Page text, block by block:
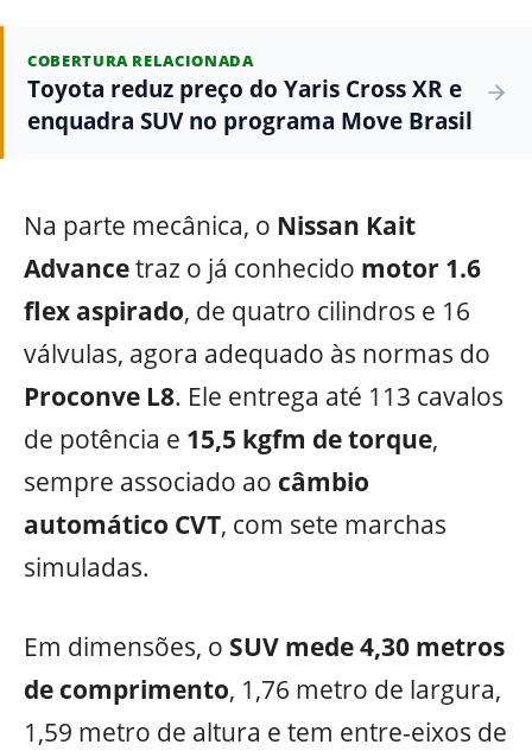
COBERTURA RELACIONADA
Toyota reduz preço do Yaris Cross XR e
enquadra SUV no programa Move Brasil
Na parte mecânica, o Nissan Kait
Advancetraz o já conhecido motor 1.6
flex aspirado, de quatro cilindros e 16
válvulas, agora adequado às normas do
Proconve L8. Ele entrega até 113 cavalos
de potência e 15,5 kgfm de torque,
sempre associado ao câmbio
automático CVT, com sete marchas
simuladas.
Em dimensões, o SUV mede 4,30 metros
de comprimento, 1,76 metro de largura,
1,59 metro de altura e tem entre-eixos de